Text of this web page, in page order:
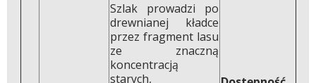
Szlak prowadzi po
drewnianej kładce
przez fragment lasu
ze znaczną
koncentracją
starych,